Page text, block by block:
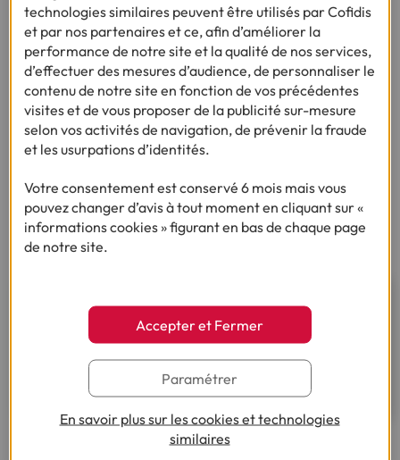
envies tout en gardant le contrôle de vos finances. Vous
avez la possibilité derégler vos achats en totalité ou en
plusieurs fois. De plus, vous pouvez profiter d'un plan de
paiement différé jusqu'à 45 jours.
Une fois votre dossier validé, vous aurez la possibilité
d'effectuer le paiement des articles souhaités en deux
clics sur le web chez n'importe lequel des marchands
connexion. Cependant, cela n'est applicable que si le
montant à payer ne dépasse pas votre crédit disponible.
Trouvez le crédit qu'il vous faut
grâce à la simulation en ligne
Je fais une simulation
technologies similaires peuvent être utilisés par Cofidis
et par nos partenaires et ce, afin d’améliorer la
performance de notre site et la qualité de nos services,
d’effectuer des mesures d’audience, de personnaliser le
contenu de notre site en fonction de vos précédentes
visites et de vous proposer de la publicité sur-mesure
selon vos activités de navigation, de prévenir la fraude
et les usurpations d’identités.
Votre consentement est conservé 6 mois mais vous
pouvez changer d’avis à tout moment en cliquant sur «
informations cookies » figurant en bas de chaque page
de notre site.
Accepter et Fermer
Paramétrer
En savoir plus sur les cookies et technologies
similaires